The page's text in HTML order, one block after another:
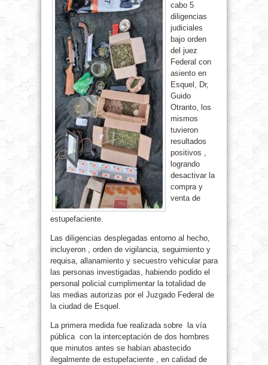
cabo 5
diligencias
judiciales
bajo orden
del juez
Federal con
asiento en
Esquel, Dr,
Guido
Otranto, los
mismos
tuvieron
resultados
positivos ,
logrando
desactivar la
compra y
venta de
estupefaciente.
Las diligencias desplegadas entorno al hecho,
incluyeron , orden de vigilancia, seguimiento y
requisa, allanamiento y secuestro vehicular para
las personas investigadas, habiendo podido el
personal policial cumplimentar la totalidad de
las medias autorizas por el Juzgado Federal de
la ciudad de Esquel.
La primera medida fue realizada sobre la vía
pública con la interceptación de dos hombres
que minutos antes se habían abastecido
ilegalmente de estupefaciente , en calidad de